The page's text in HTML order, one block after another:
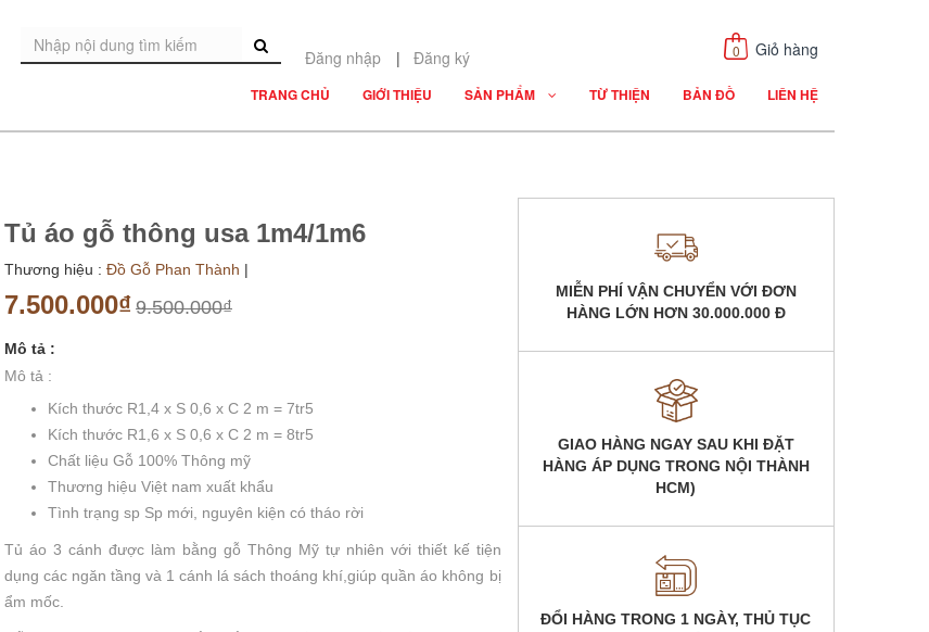
Đăng nhập | Đăng ký Giỏ hàng
0
TRANG CHỦ GIỚI THIỆU SẢN PHẨM TỪ THIỆN BẢN ĐỒ LIÊN HỆ
Tủ áo gỗ thông usa 1m4/1m6
Thương hiệu : Đồ Gỗ Phan Thành |
7.500.000₫ 9.500.000₫
Mô tả :
Mô tả :
Kích thước R1,4 x S 0,6 x C 2 m = 7tr5
Kích thước R1,6 x S 0,6 x C 2 m = 8tr5
Chất liệu Gỗ 100% Thông mỹ
Thương hiệu Việt nam xuất khẩu
Tình trạng sp Sp mới, nguyên kiện có tháo rời
Tủ áo 3 cánh được làm bằng gỗ Thông Mỹ tự nhiên với thiết kế tiện
dụng các ngăn tầng và 1 cánh lá sách thoáng khí,giúp quần áo không bị
ẩm mốc.
MIỄN PHÍ VẬN CHUYỂN VỚI ĐƠN
HÀNG LỚN HƠN 30.000.000 Đ
GIAO HÀNG NGAY SAU KHI ĐẶT
HÀNG ÁP DỤNG TRONG NỘI THÀNH
HCM)
ĐỔI HÀNG TRONG 1 NGÀY, THỦ TỤC